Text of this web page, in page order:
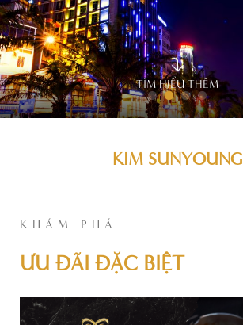
TÌM HIỂU THÊM
KIM SUNYOUNG
KHÁM PHÁ
ƯU ĐÃI ĐẶC BIỆT